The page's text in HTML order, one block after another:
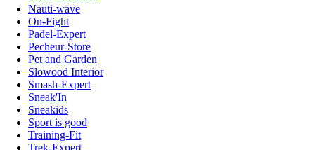
Nauti-wave
On-Fight
Padel-Expert
Pecheur-Store
Pet and Garden
Slowood Interior
Smash-Expert
Sneak'In
Sneakids
Sport is good
Training-Fit
Trek-Expert